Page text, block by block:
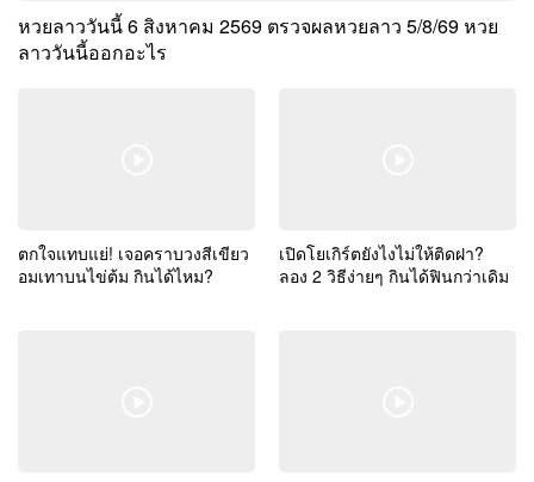
หวยลาววันนี้ 6 สิงหาคม 2569 ตรวจผลหวยลาว 5/8/69 หวย
ลาววันนี้ออกอะไร
ตกใจแทบแย่! เจอคราบวงสีเขียว
อมเทาบนไข่ต้ม กินได้ไหม?
เปิดโยเกิร์ตยังไงไม่ให้ติดฝา?
ลอง 2 วิธีง่ายๆ กินได้ฟินกว่าเดิม